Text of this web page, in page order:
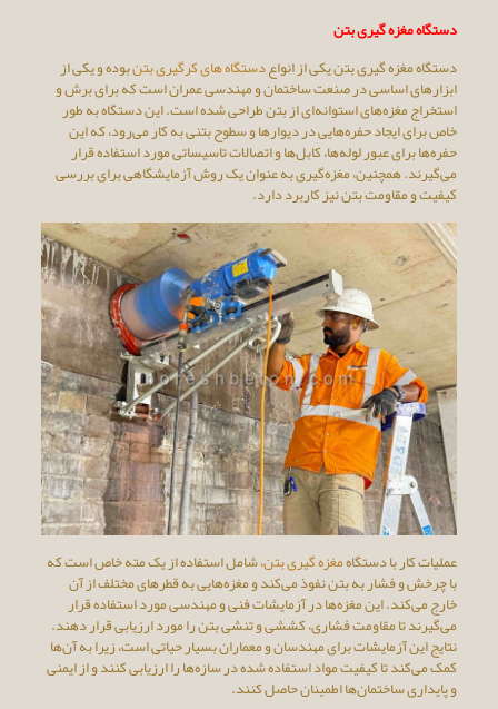
دستگاه مغزه گیری بتن
دستگاه مغزه گیری بتن یکی از انواعدستگاه های کرگیری بتنبوده و یکی از
ابزارهای اساسی در صنعت ساختمان و مهندسی عمران است که برای برش و
استخراج مغزه‌های استوانه‌ای از بتن طراحی شده است. این دستگاه به طور
خاص برای ایجاد حفره‌هایی در دیوارها و سطوح بتنی به کار می‌رود، که این
حفره‌ها برای عبور لوله‌ها، کابل‌ها و اتصالات تاسیساتی مورد استفاده قرار
می‌گیرند. همچنین، مغزه‌گیری به عنوان یک روش آزمایشگاهی برای بررسی
کیفیت و مقاومت بتن نیز کاربرد دارد.
عملیات کار با دستگاهمغزه گیری بتن، شامل استفاده از یک مته خاص است که
با چرخش و فشار به بتن نفوذ می‌کند و مغزه‌هایی به قطرهای مختلف از آن
خارج می‌کند. این مغزه‌ها در آزمایشات فنی و مهندسی مورد استفاده قرار
می‌گیرند تا مقاومت فشاری، کششی و تنشی بتن را مورد ارزیابی قرار دهند.
نتایج این آزمایشات برای مهندسان و معماران بسیار حیاتی است، زیرا به آن‌ها
کمک می‌کند تا کیفیت مواد استفاده شده در سازه‌ها را ارزیابی کنند و از ایمنی
و پایداری ساختمان‌ها اطمینان حاصل کنند.